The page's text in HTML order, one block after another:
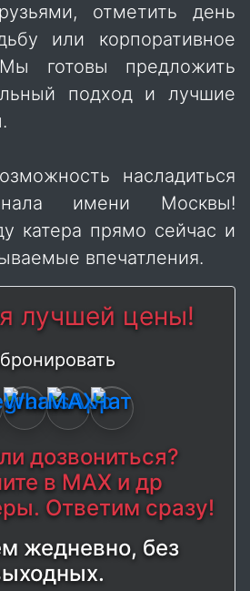
отметить день
или корпоративное
готовы предложить
подход и лучшие
насладиться
имени Москвы!
катера прямо сейчас и
впечатления.
лучшей цены!
дозвониться?
в MAX и др
Ответим сразу!
жедневно, без